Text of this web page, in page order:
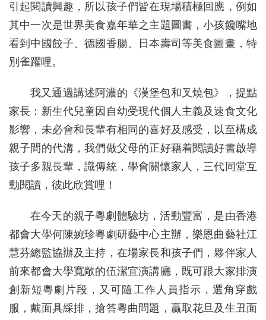
引起閱讀興趣，所以孩子們皆在現場積極回應，例如
其中一次是世界美食嘉年華之主題圖書，小孩饞嘴地
看到中國餃子、德國香腸、日本壽司等美食圖畫，特
別雀躍哩。
我又通過講述阿濃的《漢堡包和叉燒包》，提點
家長：新生代兒童因自幼受現代個人主義及速食文化
影響，未必會和長輩有相同的喜好及感受，以至構成
親子間的代溝，我們做父母的正好藉着閱讀好書啟導
孩子多親長輩，識傳統，學會關懷家人，三代同堂互
動閱讀，彼此欣賞哩！
在今天的親子粵劇體驗坊，活動豐富，是由香港
都會大學何陳婉珍粵劇研藝中心主辦，樂恩曲藝社江
慧芬總監協辦及主持，在場家長和孩子們，夥伴家人
前來都會大學寬敞的伍潔宜演講廳，既可跟大家排演
創新短粵劇片段，又可隨工作人員指示，選角穿戲
服，戴面具綵排，搶答粵曲問題，贏取花旦及生丑面